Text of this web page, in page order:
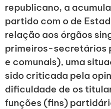
republicano, a
partido com o de
relação aos órgãos
primeiros-secretários
e comunais), uma
sido criticada pela
dificuldade de os
funções (fins)